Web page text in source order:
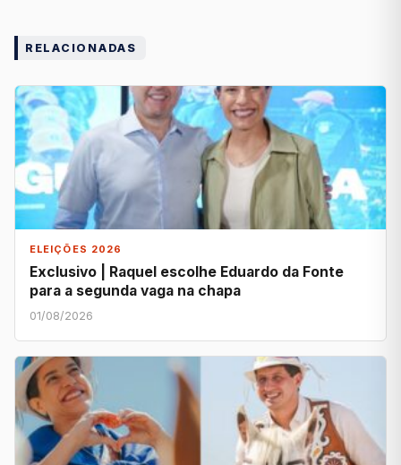
RELACIONADAS
ELEIÇÕES 2026
Exclusivo | Raquel escolhe Eduardo da Fonte
para a segunda vaga na chapa
01/08/2026